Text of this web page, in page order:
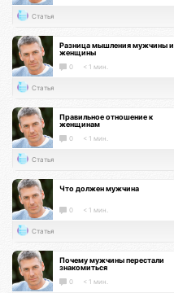
Статья
Разница мышления мужчины и
женщины
0 < 1 мин.
Статья
Правильное отношение к
женщинам
0 < 1 мин.
Статья
Что должен мужчина
0 < 1 мин.
Статья
Почему мужчины перестали
знакомиться
0 < 1 мин.